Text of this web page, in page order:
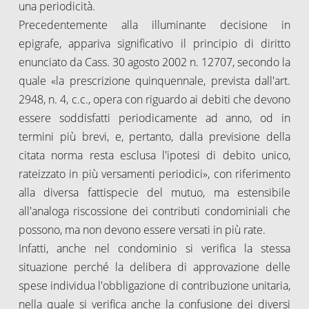
una periodicità.
Precedentemente alla illuminante decisione in
epigrafe, appariva significativo il principio di diritto
enunciato da Cass. 30 agosto 2002 n. 12707, secondo la
quale «la prescrizione quinquennale, prevista dall'art.
2948, n. 4, c.c., opera con riguardo ai debiti che devono
essere soddisfatti periodicamente ad anno, od in
termini più brevi, e, pertanto, dalla previsione della
citata norma resta esclusa l'ipotesi di debito unico,
rateizzato in più versamenti periodici», con riferimento
alla diversa fattispecie del mutuo, ma estensibile
all'analoga riscossione dei contributi condominiali che
possono, ma non devono essere versati in più rate.
Infatti, anche nel condominio si verifica la stessa
situazione perché la delibera di approvazione delle
spese individua l'obbligazione di contribuzione unitaria,
nella quale si verifica anche la confusione dei diversi